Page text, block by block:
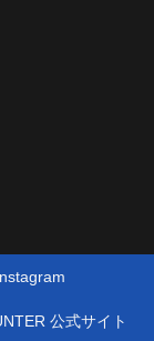
公式サイト